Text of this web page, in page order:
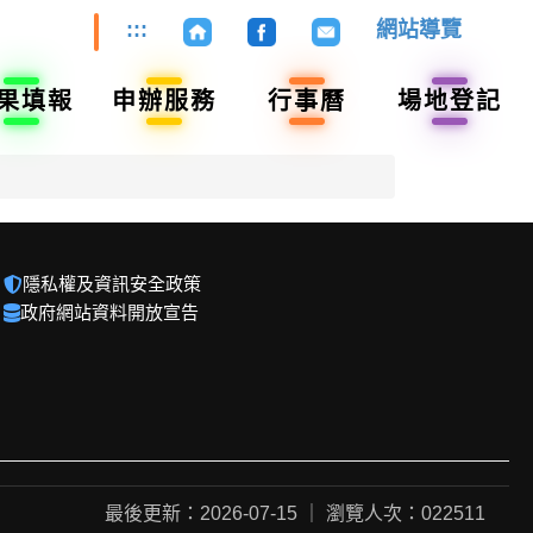
::: 網站導覽
填報 申辦服務 行事曆 場地登記
隱私權及資訊安全政策
政府網站資料開放宣告
最後更新：2026-07-15 ｜ 瀏覽人次：022511